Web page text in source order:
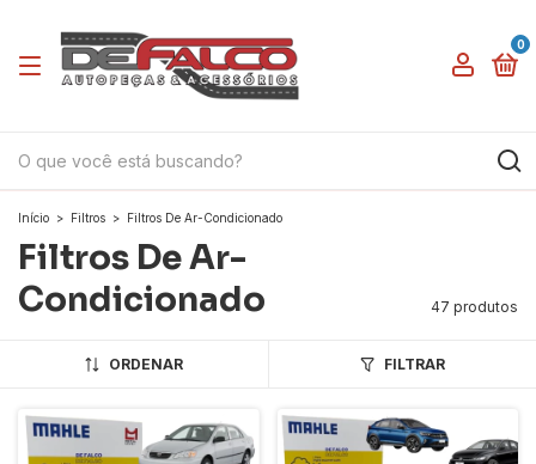
0
Início > Filtros > Filtros De Ar-Condicionado
Filtros De Ar-
Condicionado
47 produtos
ORDENAR FILTRAR